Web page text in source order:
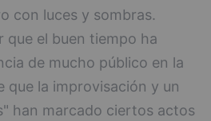
con luces y sombras.
el buen tiempo ha
de mucho público en la
que la improvisación y un
han marcado ciertos actos